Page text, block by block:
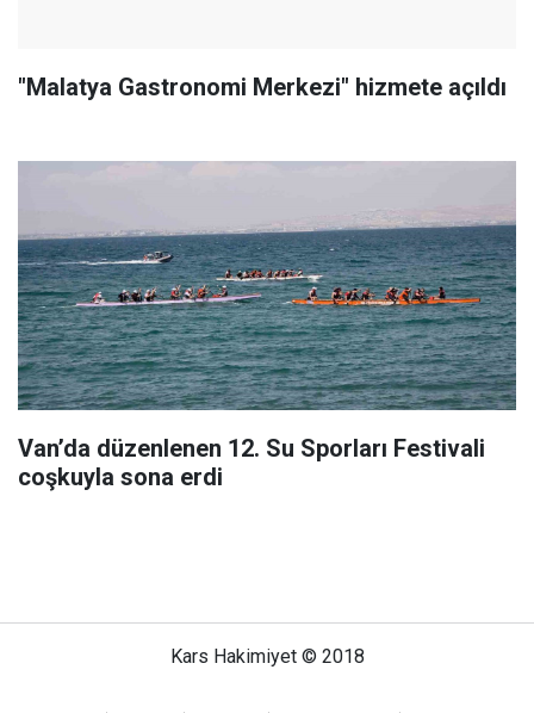
"Malatya Gastronomi Merkezi" hizmete açıldı
Van’da düzenlenen 12. Su Sporları Festivali
coşkuyla sona erdi
Kars Hakimiyet © 2018